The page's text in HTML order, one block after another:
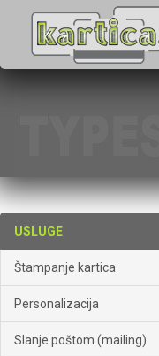
USLUGE
Štampanje kartica
Personalizacija
Slanje poštom (mailing)